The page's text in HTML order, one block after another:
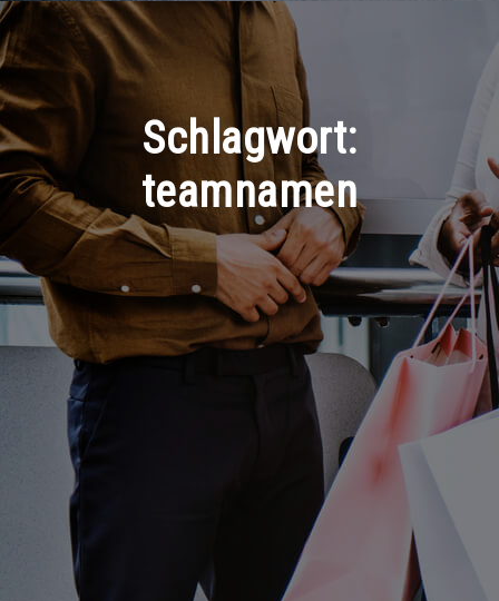
Schlagwort:
teamnamen